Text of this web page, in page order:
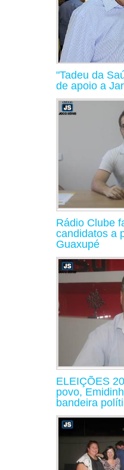
"Tadeu da
de apoio a
Rádio Clube
candidatos a
Guaxupé
ELEIÇÕES
povo,
bandeira